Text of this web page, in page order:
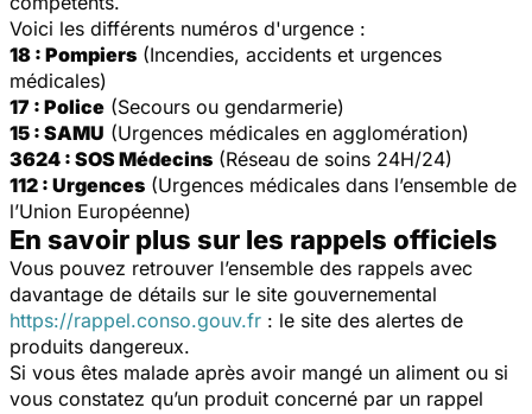
Voici les différents numéros d'urgence :
18 : Pompiers (Incendies, accidents et urgences
médicales)
17 : Police (Secours ou gendarmerie)
15 : SAMU (Urgences médicales en agglomération)
3624 : SOS Médecins (Réseau de soins 24H/24)
112 : Urgences (Urgences médicales dans l’ensemble de
l’Union Européenne)
En savoir plus sur les rappels officiels
Vous pouvez retrouver l’ensemble des rappels avec
davantage de détails sur le site gouvernemental
https://rappel.conso.gouv.fr : le site des alertes de
produits dangereux.
Si vous êtes malade après avoir mangé un aliment ou si
vous constatez qu’un produit concerné par un rappel